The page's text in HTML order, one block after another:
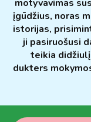
motyvavimas
įgūdžius, noras
istorijas,
ji pasiruošusi
teikia
dukters